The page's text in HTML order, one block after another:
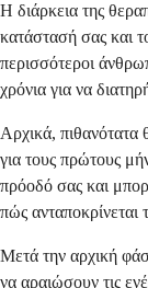
Η διάρκεια της
κατάστασή σας και
περισσότεροι
χρόνια για να
Αρχικά, πιθανότατα
για τους πρώτους
πρόοδό σας και
πώς ανταποκρίνεται
Μετά την αρχική
να αραιώσουν τις